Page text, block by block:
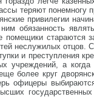
теряют
привилегии
обязанность
помещики
неслужилых отцов.
и преступления
учреждений, а
более круг
офицеры